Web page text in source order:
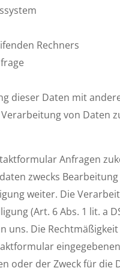
Rechners
dieser Daten mit
Verarbeitung von
Anfragen
zwecks
weiter. Die
(Art. 6 Abs. 1 lit. a
uns. Die
oder der Zweck für die